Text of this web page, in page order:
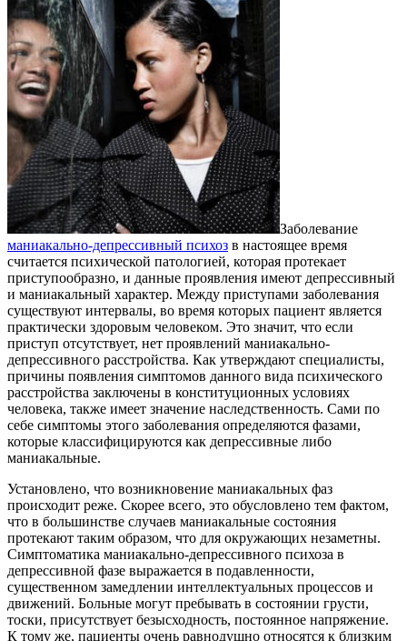
Заболевание
маниакально-депрессивный психоз в настоящее время
считается психической патологией, которая протекает
приступообразно, и данные проявления имеют депрессивный
и маниакальный характер. Между приступами заболевания
существуют интервалы, во время которых пациент является
практически здоровым человеком. Это значит, что если
приступ отсутствует, нет проявлений маниакально-
депрессивного расстройства. Как утверждают специалисты,
причины появления симптомов данного вида психического
расстройства заключены в конституционных условиях
человека, также имеет значение наследственность. Сами по
себе симптомы этого заболевания определяются фазами,
которые классифицируются как депрессивные либо
маниакальные.
Установлено, что возникновение маниакальных фаз
происходит реже. Скорее всего, это обусловлено тем фактом,
что в большинстве случаев маниакальные состояния
протекают таким образом, что для окружающих незаметны.
Симптоматика маниакально-депрессивного психоза в
депрессивной фазе выражается в подавленности,
существенном замедлении интеллектуальных процессов и
движений. Больные могут пребывать в состоянии грусти,
тоски, присутствует безысходность, постоянное напряжение.
К тому же, пациенты очень равнодушно относятся к близким